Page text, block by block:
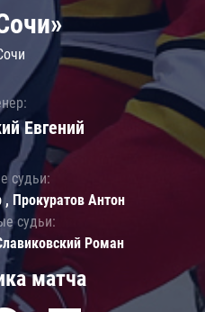
матча
Евгений
судьи:
Прокуратов Антон
судьи:
Роман